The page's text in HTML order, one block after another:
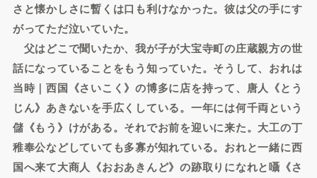
さと懐かしさに暫くは口も利けなかった。彼は父の手にす
がってただ泣いていた。
父はどこで聞いたか、我が子が大宝寺町の庄蔵親方の世
話になっていることをもう知っていた。そうして、おれは
当時｜西国《さいこく》の博多に店を持って、唐人《とう
じん》あきないを手広くしている。一年には何千両という
儲《もう》けがある。それでお前を迎いに来た。大工の丁
稚奉公などしていても多寡が知れている。おれと一緒に西
国へ来て大商人《おおあきんど》の跡取りになれと囁《さ